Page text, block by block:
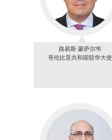
路易斯·蒙萨尔韦
哥伦比亚共和国驻华大使